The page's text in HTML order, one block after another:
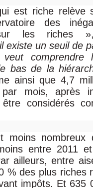
est riche relève
des
les riches
existe un seuil de
comprendre
bas de la
ainsi que 4,7
mois, après
considérés
moins nombreux
entre 2011
ailleurs, entre
% des plus riches
impôts. Et 635